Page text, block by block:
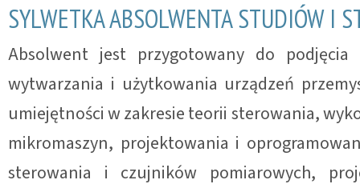
SYLWETKA ABSOLWENTA STUDIÓW I
Absolwent jest przygotowany do podjęcia
wytwarzania i użytkowania urządzeń
umiejętności w zakresie teorii sterowania,
mikromaszyn, projektowania i
sterowania i czujników pomiarowych,